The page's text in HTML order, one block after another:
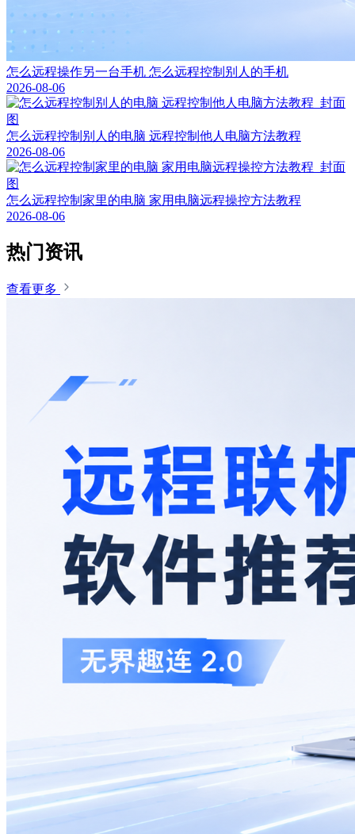
怎么远程操作另一台手机 怎么远程控制别人的手机
2026-08-06
怎么远程控制别人的电脑 远程控制他人电脑方法教程
2026-08-06
怎么远程控制家里的电脑 家用电脑远程操控方法教程
2026-08-06
热门资讯
查看更多